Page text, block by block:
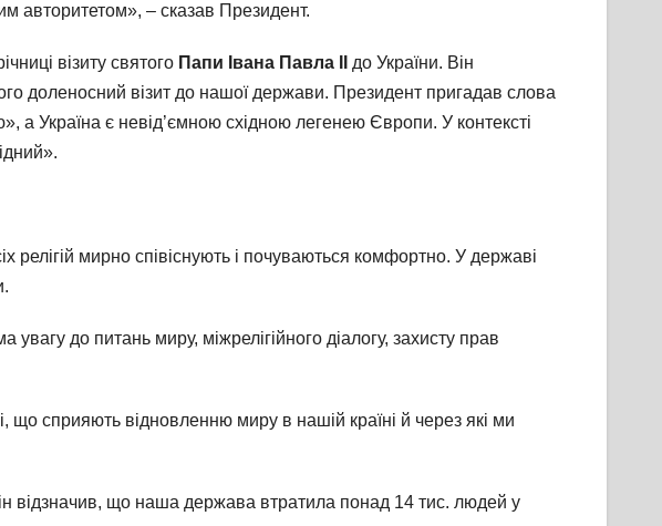
авторитетом», – сказав Президент.
візиту святого Папи Івана Павла ІІ
до України. Він
доленосний візит до нашої держави. Президент пригадав слова
Україна є невід’ємною східною легенею Європи. У контексті
релігій мирно співіснують і почуваються комфортно. У державі
до питань миру, міжрелігійного діалогу, захисту прав
що сприяють відновленню миру в нашій країні й через які ми
відзначив, що наша держава втратила понад 14 тис. людей у